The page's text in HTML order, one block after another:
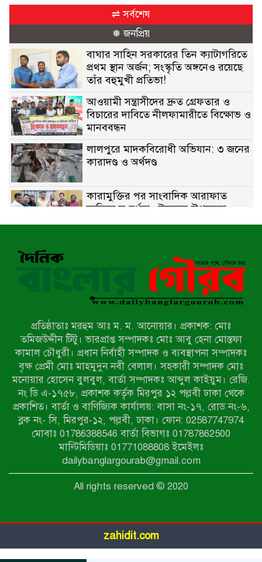
⇌ সর্বশেষ
❅ জনপ্রিয়
বাঘার সাহিন সরকারের তিন ক্যাটাগরিতে
প্রথম স্থান অর্জন; সংস্কৃতি অঙ্গনেও রয়েছে
তাঁর বহুমুখী প্রতিভা!
আওয়ামী সন্ত্রাসীদের দ্রুত গ্রেফতার ও
বিচারের দাবিতে নীলফামারীতে বিক্ষোভ ও
মানববন্ধন
লালপুরে মাদকবিরোধী অভিযান: ৩ জনের
কারাদণ্ড ও অর্থদণ্ড
কারামুক্তির পর সাংবাদিক আরাফাত
সানিকে সংবর্ধনা, টেকনাফ উপজেলা
প্রেসক্লাবের ফুলেল শুভেচ্ছা
মিয়ানমারের সীমান্তে স্থলমাইন বিস্ফোরণ:
উখিয়ার এক যুবকের পা বিচ্ছিন্ন
৭ম শ্রেণি পড়ুয়া কন্যাকে উত্ত্যক্ত করার
প্রতিবাদ করায় পিতাকে কু*পি*য়ে
জ*খ*ম…!!
জুলাই গণঅভ্যুত্থান দিবস-২০২৬ উপলক্ষে
নীলফামারীতে শহিদদের স্মরণে দোয়া
মাহফিল ও আলোচনা সভা অনুষ্ঠিত
বেলকুচিতে বজ্রপাতে শিক্ষার্থীর মৃত্যু
বেলকুচিতে গণঅভ্যুত্থান দিবসে ইসলামী
আন্দোলনের গণমিছিল ও গণহত্যার
প্রতিষ্ঠাতাঃ মরহুম আঃ ম. ম. আনোয়ার। প্রকাশক: মোঃ
তমিজউদ্দীন টিটু। ভারপ্রাপ্ত সম্পাদকঃ মোঃ আবু হেনা মোস্তফা
কামাল চৌধুরী। প্রধান নির্বাহী সম্পাদক ও ব্যবস্থাপনা সম্পাদকঃ
বৃক্ষ প্রেমী মোঃ মাহমুদুন নবী বেলাল। সহকারী সম্পাদক মোঃ
মনোয়ার হোসেন বুলবুল, বার্তা সম্পাদকঃ আব্দুল কাইয়ুম। রেজি.
নং ডি এ-১৭৫৮, প্রকাশক কর্তৃক মিরপুর ১২ পল্লবী ঢাকা থেকে
প্রকাশিত। বার্তা ও বাণিজ্যিক কার্যালয়: বাসা নং-১৭, রোড নং-৬,
ব্লক নং- সি, মিরপুর-১২, পল্লবী, ঢাকা। ফোন: 02587747974
মোবাঃ 01786388546 বার্তা বিভাগঃ 01787862500
মাল্টিমিডিয়াঃ 01771088808 ইমেইলঃ
dailybanglargourab@gmail.com
All rights reserved © 2020
zahidit.com